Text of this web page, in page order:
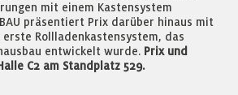
mit einem Kastensystem
präsentiert Prix darüber hinaus mit
erste Rollladenkastensystem, das
entwickelt wurde. Prix und
C2 am Standplatz 529.